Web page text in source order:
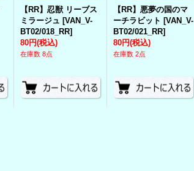
【RR】忍獣 リーブス
ミラージュ [VAN_V-
BT02/018_RR]
80円(税込)
在庫数 8点
【RR】悪夢の国のマ
ーチラビット [VAN_V-
BT02/021_RR]
80円(税込)
在庫数 2点